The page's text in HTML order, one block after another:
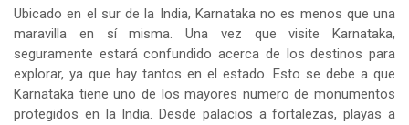
Ubicado en el sur de la India, Karnataka no es menos que una
maravilla en sí misma. Una vez que visite Karnataka,
seguramente estará confundido acerca de los destinos para
explorar, ya que hay tantos en el estado. Esto se debe a que
Karnataka tiene uno de los mayores numero de monumentos
protegidos en la India. Desde palacios a fortalezas, playas a